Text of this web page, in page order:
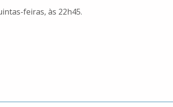
feiras, às 22h45.